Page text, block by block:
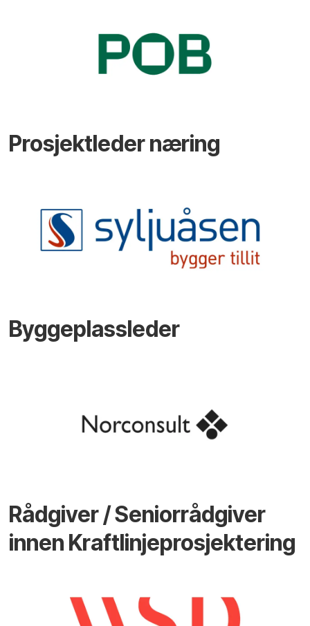
Prosjektleder næring
Byggeplassleder
Rådgiver / Seniorrådgiver
innen Kraftlinjeprosjektering